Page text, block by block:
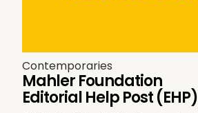
Contemporaries
Mahler Foundation
Editorial Help Post (EHP)